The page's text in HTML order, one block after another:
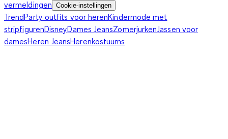
vermeldingen Cookie-instellingen
TrendParty outfits voor herenKindermode met
stripfigurenDisneyDames JeansZomerjurken Jassen voor
damesHeren JeansHerenkostuums